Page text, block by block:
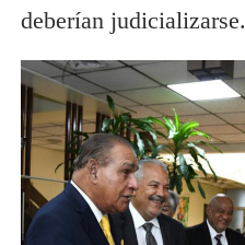
deberían judicializarse.